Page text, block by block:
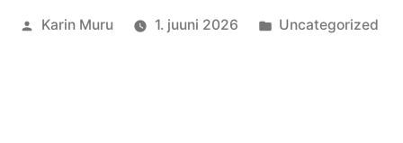
Posted
Karin Muru 1. juuni 2026
Posted
Uncategorized